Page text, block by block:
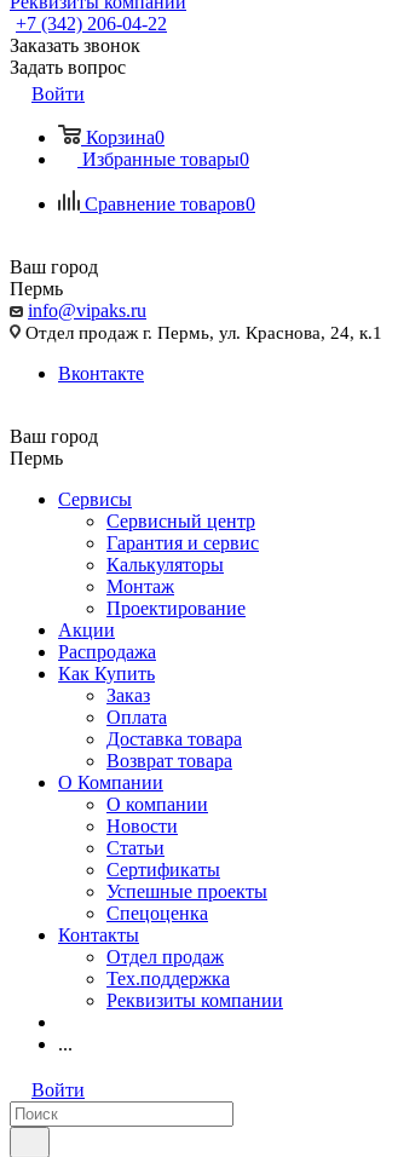
+7 (342) 206-04-22
Заказать звонок
Задать вопрос
Войти
Корзина0
Избранные товары0
Сравнение товаров0
Ваш город
Пермь
info@vipaks.ru
Отдел продаж г. Пермь, ул. Краснова, 24, к.1
Вконтакте
Ваш город
Пермь
Сервисы
Сервисный центр
Гарантия и сервис
Калькуляторы
Монтаж
Проектирование
Акции
Распродажа
Как Купить
Заказ
Оплата
Доставка товара
Возврат товара
О Компании
О компании
Новости
Статьи
Сертификаты
Успешные проекты
Спецоценка
Контакты
Отдел продаж
Тех.поддержка
Реквизиты компании
...
Войти